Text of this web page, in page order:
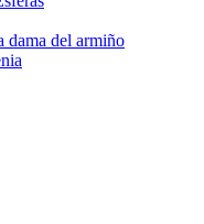
dama del armiño